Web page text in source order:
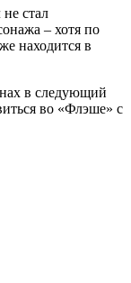
стал
– хотя по
находится в
в следующий
во «Флэше» с